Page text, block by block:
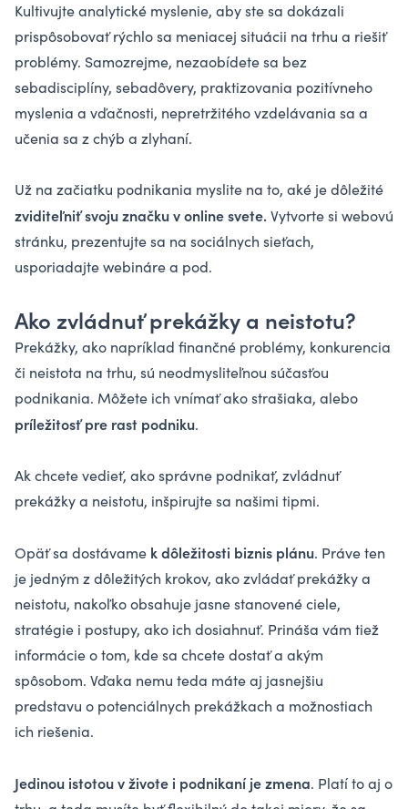
Kultivujte analytické myslenie, aby ste sa dokázali
prispôsobovať rýchlo sa meniacej situácii na trhu a riešiť
problémy. Samozrejme, nezaobídete sa bez
sebadisciplíny, sebadôvery, praktizovania pozitívneho
myslenia a vďačnosti, nepretržitého vzdelávania sa a
učenia sa z chýb a zlyhaní.
Už na začiatku podnikania myslite na to, aké je dôležité
zviditeľniť svoju značku v online svete.Vytvorte si webovú
stránku, prezentujte sa na sociálnych sieťach,
usporiadajte webináre a pod.
Ako zvládnuť prekážky a neistotu?
Prekážky, ako napríklad finančné problémy, konkurencia
či neistota na trhu, sú neodmysliteľnou súčasťou
podnikania. Môžete ich vnímať ako strašiaka, alebo
príležitosť pre rast podniku.
Ak chcete vedieť, ako správne podnikať, zvládnuť
prekážky a neistotu, inšpirujte sa našimi tipmi.
Opäť sa dostávame k dôležitosti biznis plánu. Práve ten
je jedným z dôležitých krokov, ako zvládať prekážky a
neistotu, nakoľko obsahuje jasne stanovené ciele,
stratégie i postupy, ako ich dosiahnuť. Prináša vám tiež
informácie o tom, kde sa chcete dostať a akým
spôsobom. Vďaka nemu teda máte aj jasnejšiu
predstavu o potenciálnych prekážkach a možnostiach
ich riešenia.
Jedinou istotou v živote i podnikaní je zmena. Platí to aj o